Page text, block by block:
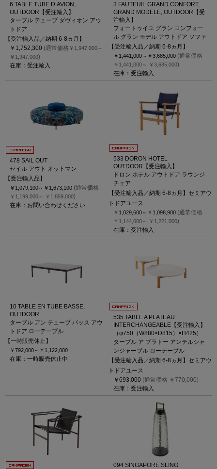
6 TABLE TUBE D’AVION,
OUTDOOR【受注輸入】
ターブル テューブ ダヴィオン アウ
トドア
【受注輸入品／納期 6-8ヵ月】
￥1,752,300 (通常価格 ￥1,947,000～
￥1,947,000)
在庫：受注輸入
3 FAUTEUIL GRAND CONFORT,
GRAND MODELE, OUTDOOR【受
注輸入】
フォートゥイユ グラン コンフォー
ル グラン モデル アウトドア ソファ
【受注輸入品／納期 6-8ヵ月】
￥1,441,000～ ￥3,685,000 (通常価格
￥1,441,000～ ￥3,685,000)
在庫：受注輸入
478 SAIL OUT
セイル アウト オットマン
【受注輸入品】
￥1,079,100～ ￥1,673,100 (通常価格
￥1,199,000～ ￥1,859,000)
在庫：お問い合わせください
533 DORON HOTEL
OUTDOOR【受注輸入】
ドロン ホテル アウトドア ラウンジ
チェア
【受注輸入品／納期 6-8ヵ月】セミアウ
トドアユース
￥1,029,600～ ￥1,098,900 (通常価格
￥1,144,000～ ￥1,221,000)
在庫：受注輸入
10 TABLE EN TUBE BASSE,
OUTDOOR
ターブル アン テューブ バッス アウ
トドア ローテーブル
【一時販売休止】
￥792,000～ ￥1,122,000
在庫：一時販売休止中
535 TABLE A PLATEAU
INTERCHANGEABLE【受注輸入】
（φ750（W880×D815）×H425）
ターブル ア プラトー アンテルシャ
ンジャーブル ローテーブル
【受注輸入品／納期 6-8ヵ月】セミアウ
トドアユース
￥693,000 (通常価格 ￥770,000)
在庫：受注輸入
094 SINGAPORE SLING